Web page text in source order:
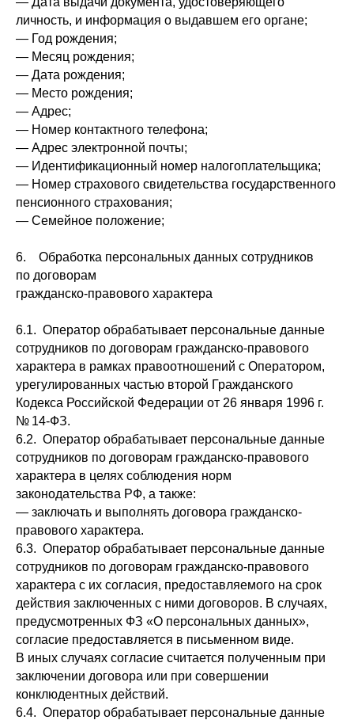
личность, и информация о выдавшем его органе;
— Год рождения;
— Месяц рождения;
— Дата рождения;
— Место рождения;
— Адрес;
— Номер контактного телефона;
— Адрес электронной почты;
— Идентификационный номер налогоплательщика;
— Номер страхового свидетельства государственного
пенсионного страхования;
— Семейное положение;
6. Обработка персональных данных сотрудников
по договорам
гражданско-правового характера
6.1. Оператор обрабатывает персональные данные
сотрудников по договорам гражданско-правового
характера в рамках правоотношений с Оператором,
урегулированных частью второй Гражданского
Кодекса Российской Федерации от 26 января 1996 г.
№ 14-ФЗ.
6.2. Оператор обрабатывает персональные данные
сотрудников по договорам гражданско-правового
характера в целях соблюдения норм
законодательства РФ, а также:
— заключать и выполнять договора гражданско-
правового характера.
6.3. Оператор обрабатывает персональные данные
сотрудников по договорам гражданско-правового
характера с их согласия, предоставляемого на срок
действия заключенных с ними договоров. В случаях,
предусмотренных ФЗ «О персональных данных»,
согласие предоставляется в письменном виде.
В иных случаях согласие считается полученным при
заключении договора или при совершении
конклюдентных действий.
6.4. Оператор обрабатывает персональные данные